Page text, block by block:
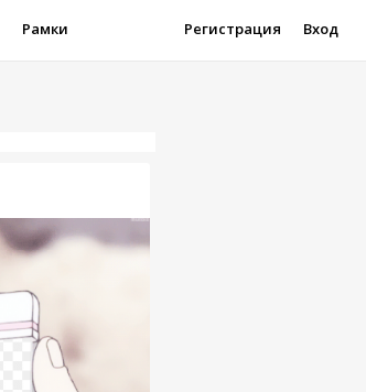
Рамки Регистрация Вход